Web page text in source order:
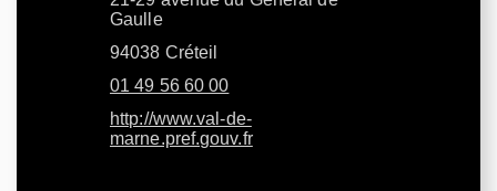
Gaulle
94038 Créteil
01 49 56 60 00
http://www.val-de-
marne.pref.gouv.fr